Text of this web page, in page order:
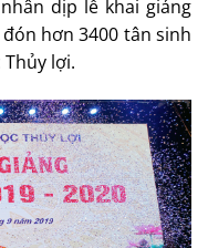
dịp lễ khai giảng
hơn 3400 tân sinh
lợi.